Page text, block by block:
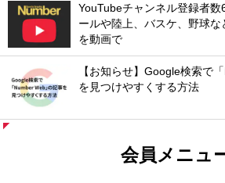
YouTubeチャンネル登録者
ールや陸上、バスケ、野球
を動画で
【お知らせ】Google検索で
を見つけやすくする方法
会員メニュ